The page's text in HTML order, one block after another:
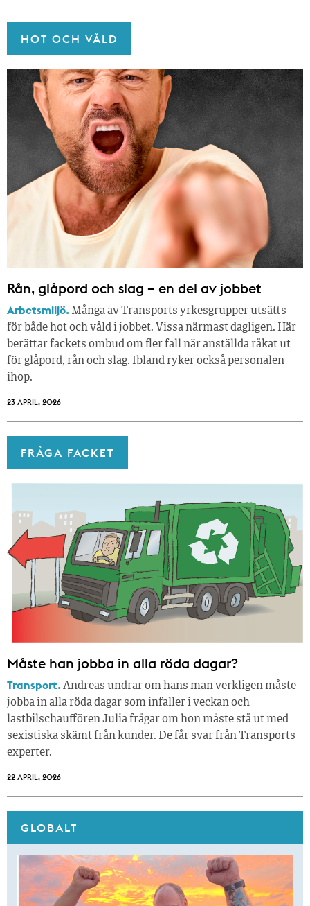
HOT OCH VÅLD
Rån, glåpord och slag – en del av jobbet
Arbetsmiljö. Många av Transports yrkesgrupper utsätts
för både hot och våld i jobbet. Vissa närmast dagligen. Här
berättar fackets ombud om fler fall när anställda råkat ut
för glåpord, rån och slag. Ibland ryker också personalen
ihop.
23 APRIL, 2026
FRÅGA FACKET
Måste han jobba in alla röda dagar?
Transport.Andreas undrar om hans man verkligen måste
jobba in alla röda dagar som infaller i veckan och
lastbilschauffören Julia frågar om hon måste stå ut med
sexistiska skämt från kunder. De får svar från Transports
experter.
22 APRIL, 2026
GLOBALT